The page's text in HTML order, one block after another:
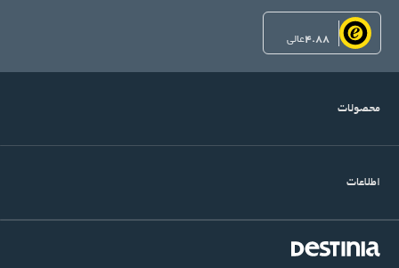
4.88عالی
محصولات
اطلاعات